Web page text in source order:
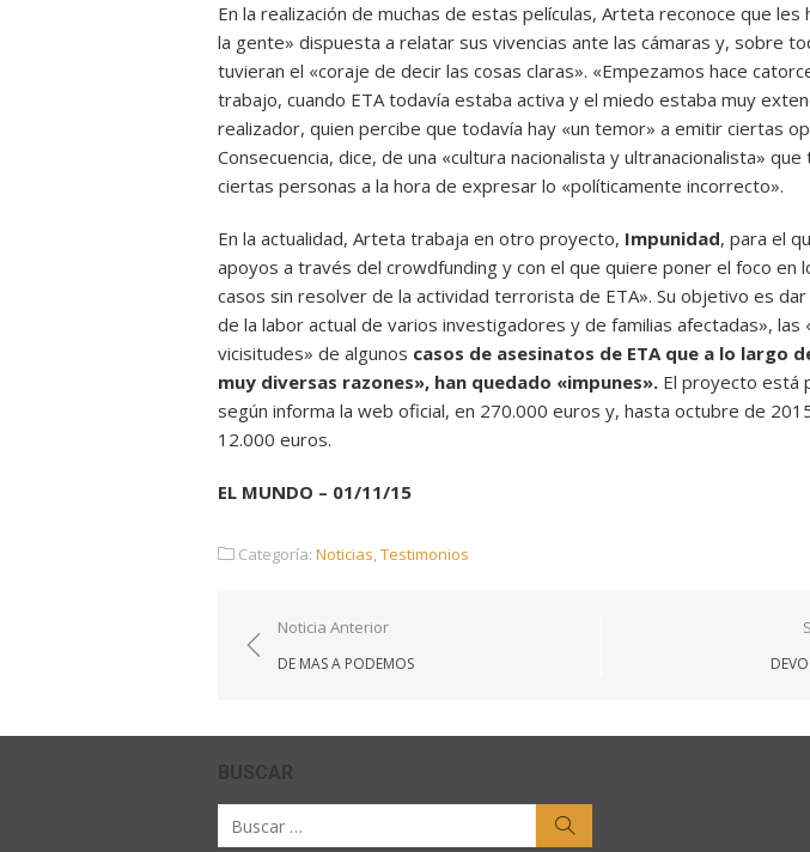
En la realización de muchas de estas películas, Arteta reconoce que les
la gente» dispuesta a relatar sus vivencias ante las cámaras y, sobre
tuvieran el «coraje de decir las cosas claras». «Empezamos hace
trabajo, cuando ETA todavía estaba activa y el miedo estaba muy
realizador, quien percibe que todavía hay «un temor» a emitir ciertas
Consecuencia, dice, de una «cultura nacionalista y ultranacionalista»
ciertas personas a la hora de expresar lo «políticamente incorrecto».
En la actualidad, Arteta trabaja en otro proyecto, Impunidad, para el
apoyos a través del crowdfunding y con el que quiere poner el foco en
casos sin resolver de la actividad terrorista de ETA». Su objetivo es
de la labor actual de varios investigadores y de familias afectadas», las
vicisitudes» de algunos casos de asesinatos de ETA que a lo largo
muy diversas razones», han quedado «impunes». El proyecto está
según informa la web oficial, en 270.000 euros y, hasta octubre de
12.000 euros.
EL MUNDO – 01/11/15
Categoría: Noticias,Testimonios
Navegación
de
Noticia Anterior
DE MAS A PODEMOS
BUSCAR
Buscar
por: